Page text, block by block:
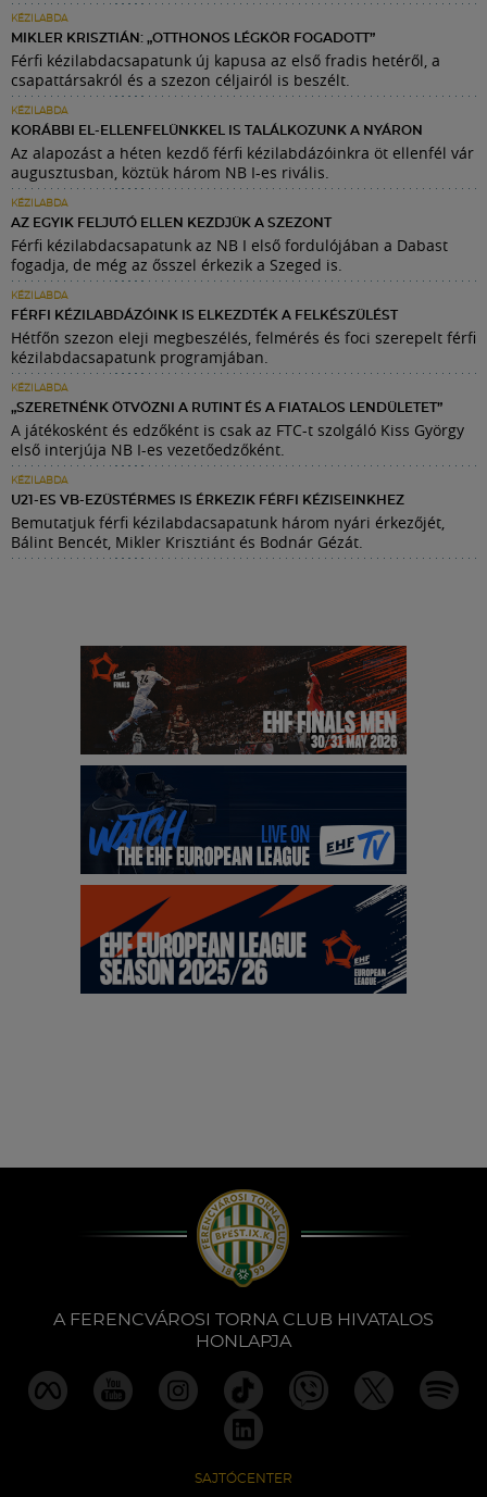
KÉZILABDA
MIKLER KRISZTIÁN: „OTTHONOS LÉGKÖR FOGADOTT”
Férfi kézilabdacsapatunk új kapusa az első fradis hetéről, a
csapattársakról és a szezon céljairól is beszélt.
KÉZILABDA
KORÁBBI EL-ELLENFELÜNKKEL IS TALÁLKOZUNK A NYÁRON
Az alapozást a héten kezdő férfi kézilabdázóinkra öt ellenfél vár
augusztusban, köztük három NB I-es rivális.
KÉZILABDA
AZ EGYIK FELJUTÓ ELLEN KEZDJÜK A SZEZONT
Férfi kézilabdacsapatunk az NB I első fordulójában a Dabast
fogadja, de még az ősszel érkezik a Szeged is.
KÉZILABDA
FÉRFI KÉZILABDÁZÓINK IS ELKEZDTÉK A FELKÉSZÜLÉST
Hétfőn szezon eleji megbeszélés, felmérés és foci szerepelt férfi
kézilabdacsapatunk programjában.
KÉZILABDA
„SZERETNÉNK ÖTVÖZNI A RUTINT ÉS A FIATALOS LENDÜLETET”
A játékosként és edzőként is csak az FTC-t szolgáló Kiss György
első interjúja NB I-es vezetőedzőként.
KÉZILABDA
U21-ES VB-EZÜSTÉRMES IS ÉRKEZIK FÉRFI KÉZISEINKHEZ
Bemutatjuk férfi kézilabdacsapatunk három nyári érkezőjét,
Bálint Bencét, Mikler Krisztiánt és Bodnár Gézát.
A FERENCVÁROSI TORNA CLUB HIVATALOS
HONLAPJA
SAJTÓCENTER